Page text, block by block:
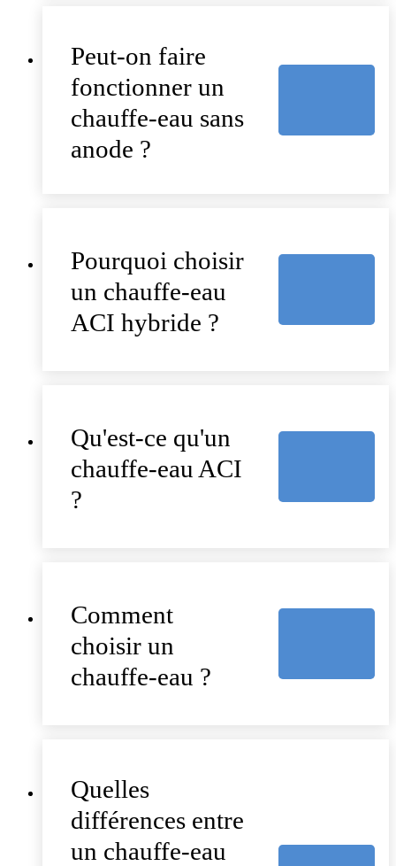
Peut-on faire
fonctionner un
chauffe-eau sans
anode ?
Pourquoi choisir
un chauffe-eau
ACI hybride ?
Qu'est-ce qu'un
chauffe-eau ACI
?
Comment
choisir un
chauffe-eau ?
Quelles
différences entre
un chauffe-eau